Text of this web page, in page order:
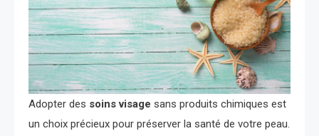
Adopter des soins visage sans produits chimiques est
un choix précieux pour préserver la santé de votre peau.